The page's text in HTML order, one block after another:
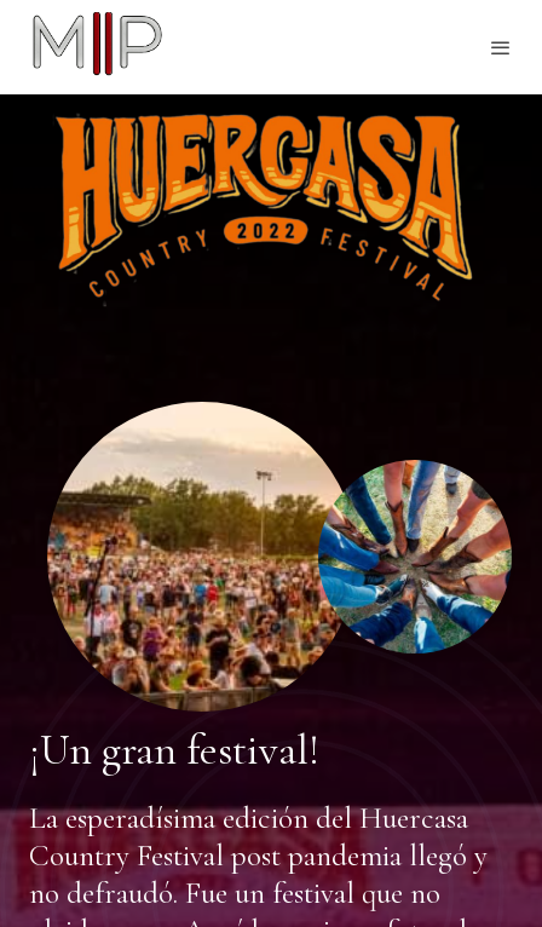
¡Un gran festival!
La esperadísima edición del Huercasa
Country Festival post pandemia llegó y
no defraudó. Fue un festival que no